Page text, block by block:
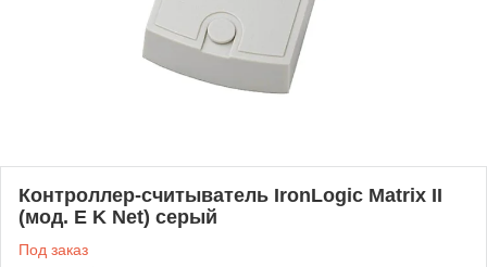
Контроллер-считыватель IronLogic Matrix II
(мод. E K Net) серый
Под заказ